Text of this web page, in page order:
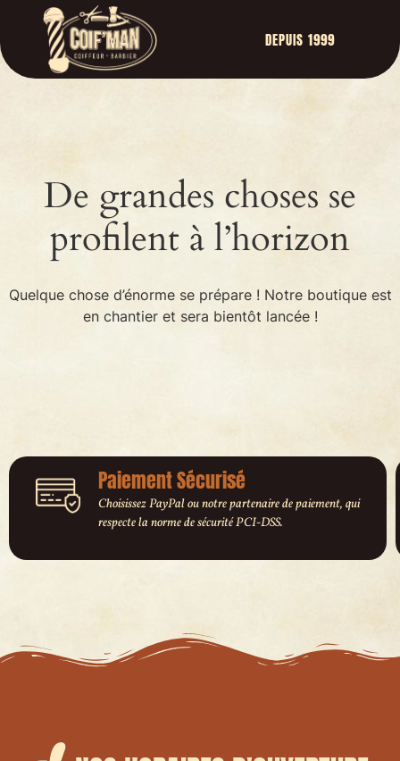
DEPUIS 1999
De grandes choses se
profilent à l’horizon
Quelque chose d’énorme se prépare ! Notre boutique est
en chantier et sera bientôt lancée !
Paiement Sécurisé
Choisissez PayPal ou notre partenaire de paiement, qui
respecte la norme de sécurité PCI-DSS.